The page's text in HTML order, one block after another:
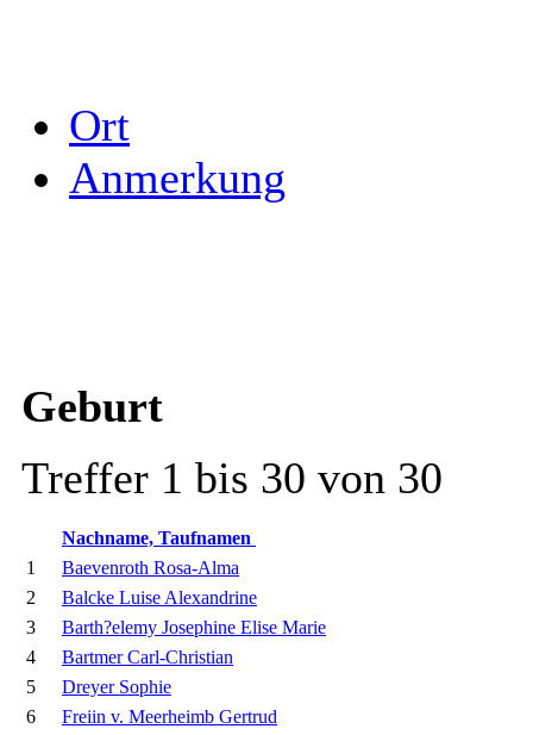
Ort
Anmerkung
Geburt
Treffer 1 bis 30 von 30
Nachname, Taufnamen
1
Baevenroth Rosa-Alma
2
Balcke Luise Alexandrine
3
Barth?elemy Josephine Elise Marie
4
Bartmer Carl-Christian
5
Dreyer Sophie
6
Freiin v. Meerheimb Gertrud